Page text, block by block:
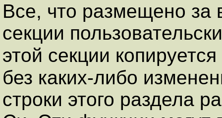
Все, что размещено за
секции
этой секции
без каких-либо
строки этого раздела